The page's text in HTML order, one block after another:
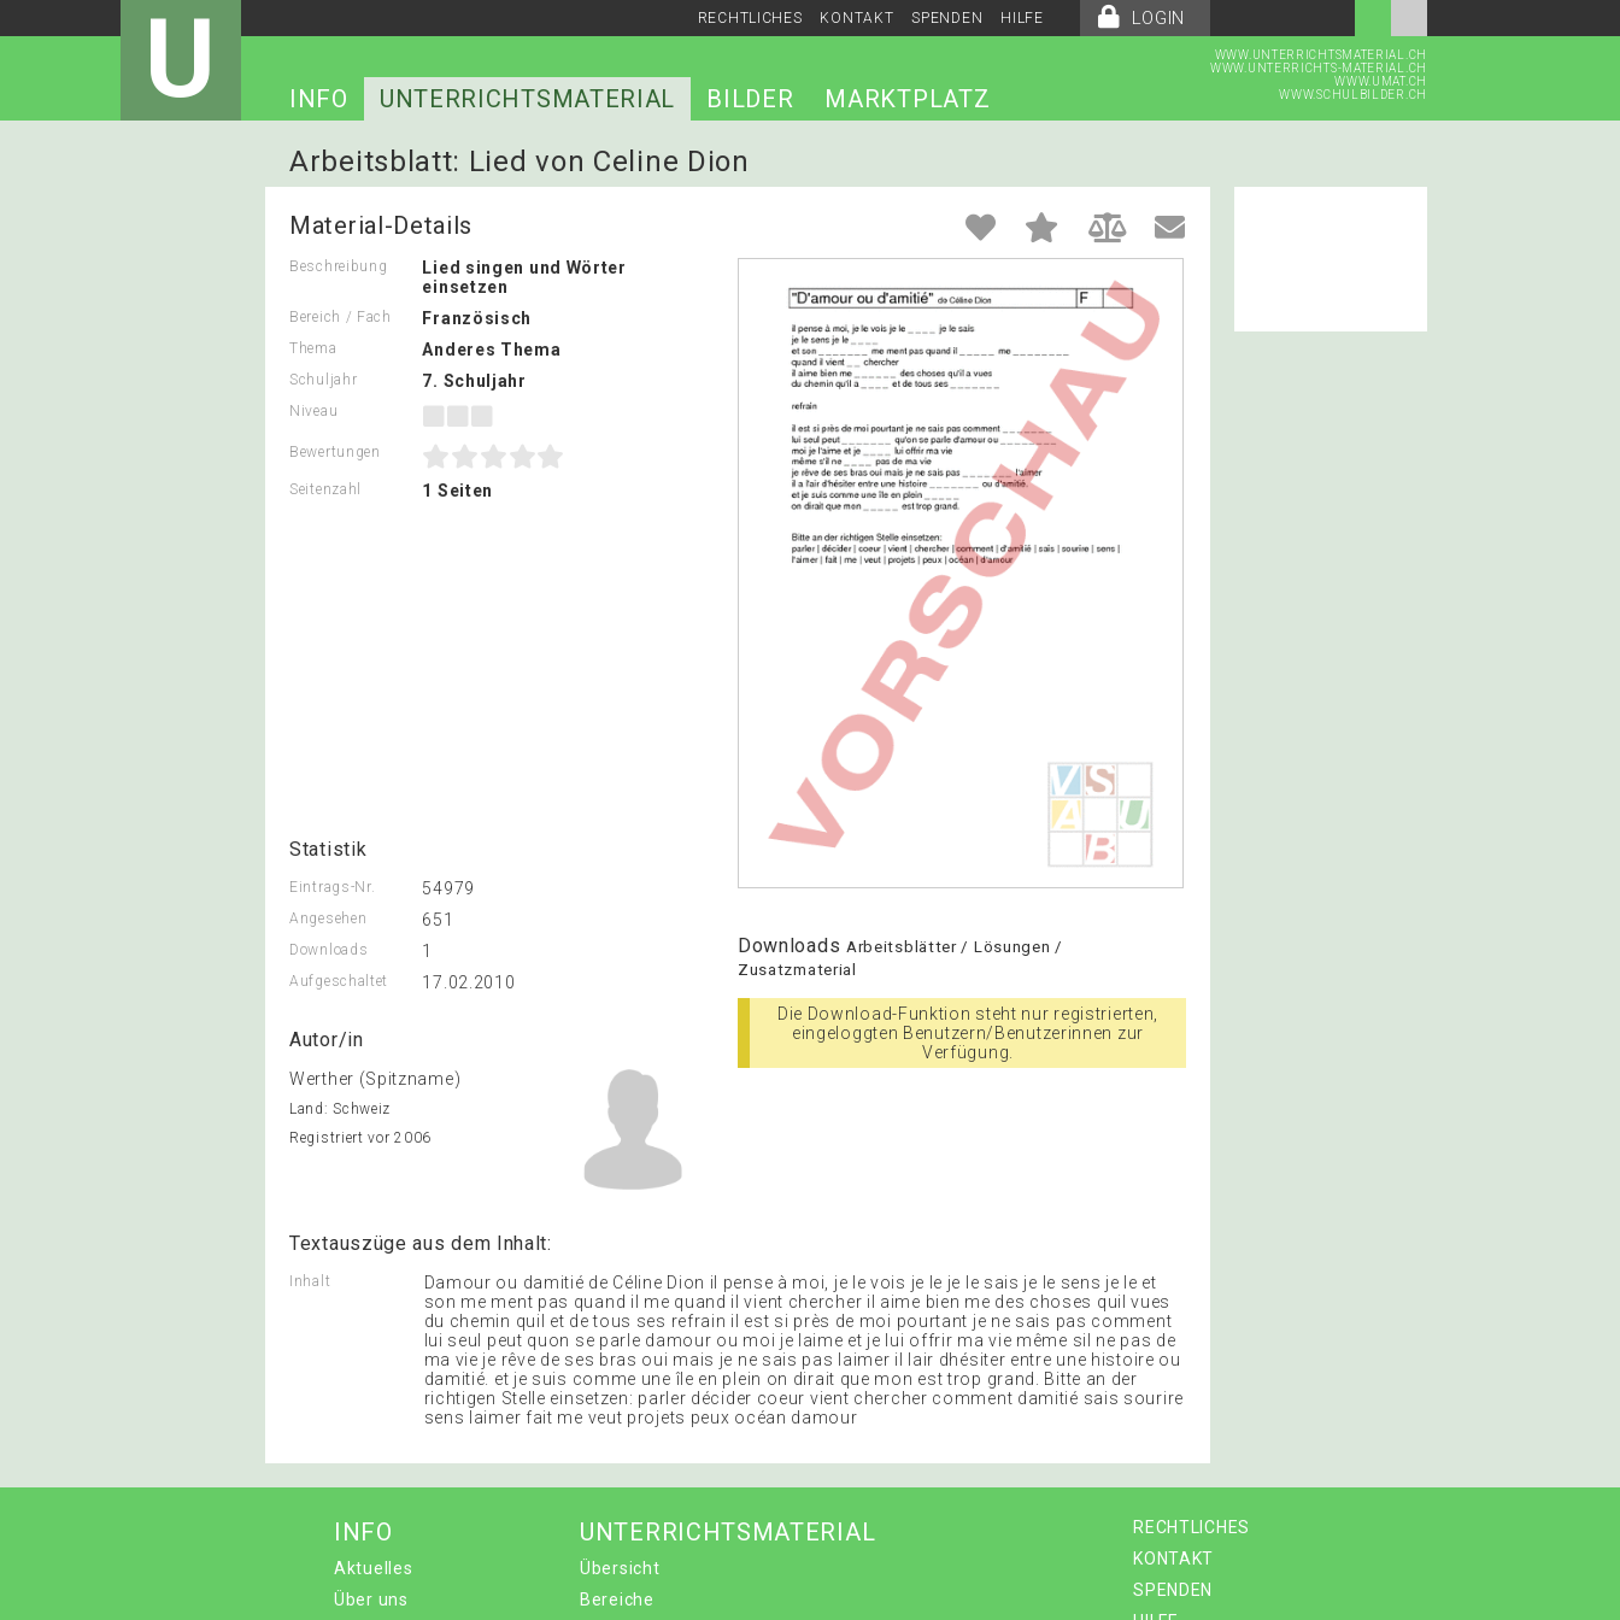
LOGIN
RECHTLICHES KONTAKT SPENDEN HILFE
U
WWW.UNTERRICHTSMATERIAL.CH
WWW.UNTERRICHTS-MATERIAL.CH
WWW.UMAT.CH
WWW.SCHULBILDER.CH
INFO UNTERRICHTSMATERIAL BILDER MARKTPLATZ
Arbeitsblatt: Lied von Celine Dion
Material-Details
Beschreibung
Lied singen und Wörter
einsetzen
Bereich / Fach Französisch
Thema Anderes Thema
Schuljahr 7. Schuljahr
Niveau
Bewertungen
Seitenzahl 1 Seiten
Statistik
Eintrags-Nr. 54979
Angesehen 651
Downloads 1
Aufgeschaltet 17.02.2010
Autor/in
Werther (Spitzname)
Land: Schweiz
Registriert vor 2006
Downloads Arbeitsblätter / Lösungen /
Zusatzmaterial
Die Download-Funktion steht nur registrierten,
eingeloggten Benutzern/Benutzerinnen zur
Verfügung.
Textauszüge aus dem Inhalt:
Inhalt
Damour ou damitié de Céline Dion il pense à moi, je le vois je le je le sais je le sens je le et
son me ment pas quand il me quand il vient chercher il aime bien me des choses quil vues
du chemin quil et de tous ses refrain il est si près de moi pourtant je ne sais pas comment
lui seul peut quon se parle damour ou moi je laime et je lui offrir ma vie même sil ne pas de
ma vie je rêve de ses bras oui mais je ne sais pas laimer il lair dhésiter entre une histoire ou
damitié. et je suis comme une île en plein on dirait que mon est trop grand. Bitte an der
richtigen Stelle einsetzen: parler décider coeur vient chercher comment damitié sais sourire
sens laimer fait me veut projets peux océan damour
RECHTLICHES
KONTAKT
SPENDEN
INFO
Aktuelles
Über uns
UNTERRICHTSMATERIAL
Übersicht
Bereiche